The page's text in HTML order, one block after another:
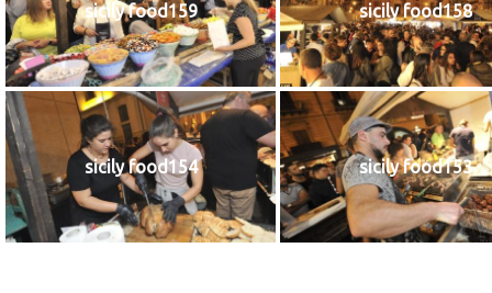
sicily food159 sicily food158
sicily food154 sicily food153